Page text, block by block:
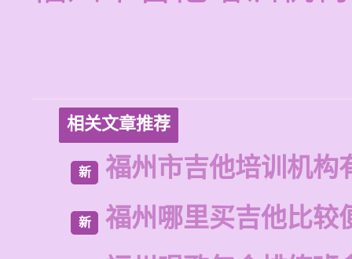
相关文章推荐
新 福州市吉他培训机构
新
福州哪里买吉他比较